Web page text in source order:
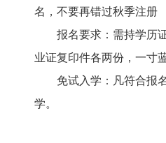
名，不要再错过秋季注册
报名要求：需持学历证
业证复印件各两份，一寸
免试入学：凡符合报名
学。